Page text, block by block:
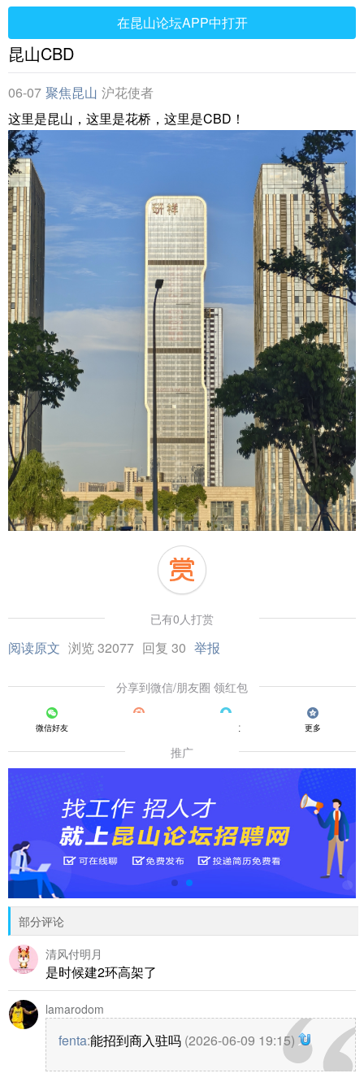
在昆山论坛APP中打开
昆山CBD
06-07 聚焦昆山 沪花使者
这里是昆山，这里是花桥，这里是CBD！
已有0人打赏
阅读原文 浏览 32077 回复 30 举报
分享到微信/朋友圈 领红包
微信好友 QQ好友 更多
推广
部分评论
清风付明月
是时候建2环高架了
lamarodom
fenta:能招到商入驻吗 (2026-06-09 19:15)